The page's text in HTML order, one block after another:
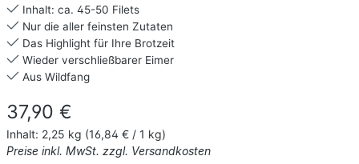
Inhalt: ca. 45-50 Filets
Nur die aller feinsten Zutaten
Das Highlight für Ihre Brotzeit
Wieder verschließbarer Eimer
Aus Wildfang
Regulärer Preis:
37,90 €
Inhalt: 2,25 kg (16,84 € / 1 kg)
Preise inkl. MwSt. zzgl. Versandkosten